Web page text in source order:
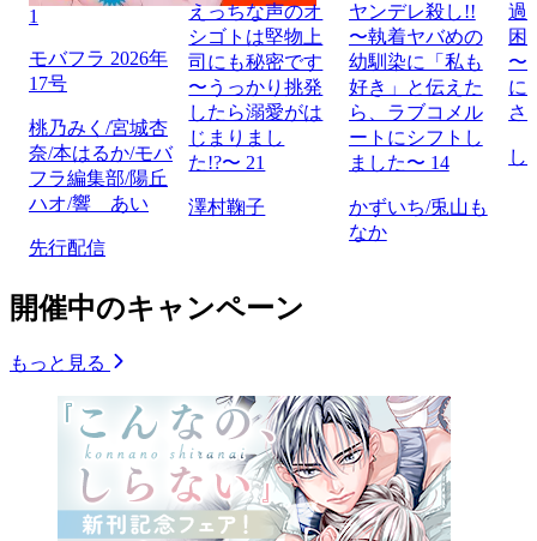
1
モバフラ 2026年
17号
桃乃みく/宮城杏
奈/本はるか/モバ
フラ編集部/陽丘
ハオ/響 あい
先行配信
えっちな声のオ
シゴトは堅物上
司にも秘密です
〜うっかり挑発
したら溺愛がは
じまりまし
た!?〜 21
澤村鞠子
ヤンデレ殺し!!
〜執着ヤバめの
幼馴染に「私も
好き」と伝えた
ら、ラブコメル
ートにシフトし
ました〜 14
かずいち/兎山も
なか
過
困
〜
に
さ
し
開催中のキャンペーン
もっと見る